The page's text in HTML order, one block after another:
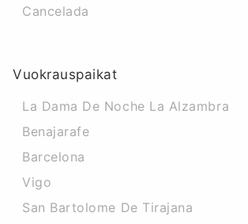
Cancelada
Vuokrauspaikat
La Dama De Noche La Alzambra
Benajarafe
Barcelona
Vigo
San Bartolome De Tirajana